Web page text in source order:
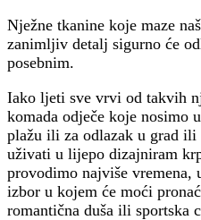
Nježne tkanine koje maze
zanimljiv detalj sigurno će
posebnim.
Iako ljeti sve vrvi od takvih
komada odječe koje nosimo
plažu ili za odlazak u grad ili
uživati u lijepo dizajniram
provodimo najviše vremena,
izbor u kojem će moći
romantična duša ili sportska